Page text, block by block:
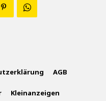
AGB
Kleinanzeigen